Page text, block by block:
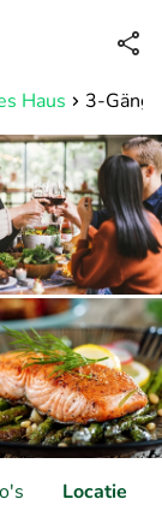
tot 23:00 uur
Haus 3-
Locatie